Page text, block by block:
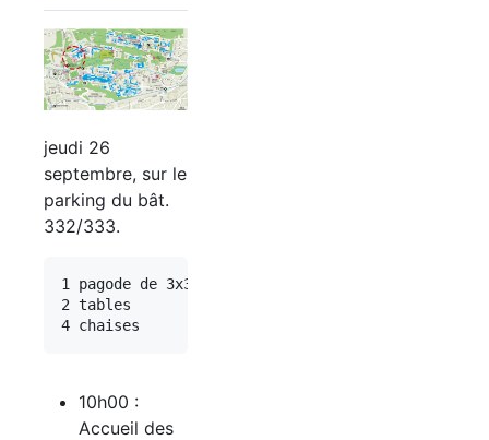
jeudi 26
septembre, sur le
parking du bât.
332/333.
1 pagode de 3x3m
2 tables
10h00 :
Accueil des